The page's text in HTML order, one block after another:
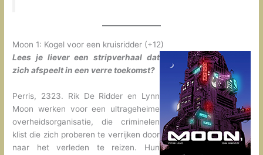
Moon 1: Kogel voor een kruisridder (+12)
Lees je liever een stripverhaal dat
zich afspeelt in een verre toekomst?
Perris, 2323. Rik De Ridder en Lynn
Moon werken voor een ultrageheime
overheidsorganisatie, die criminelen
klist die zich proberen te verrijken door
naar het verleden te reizen. Hun